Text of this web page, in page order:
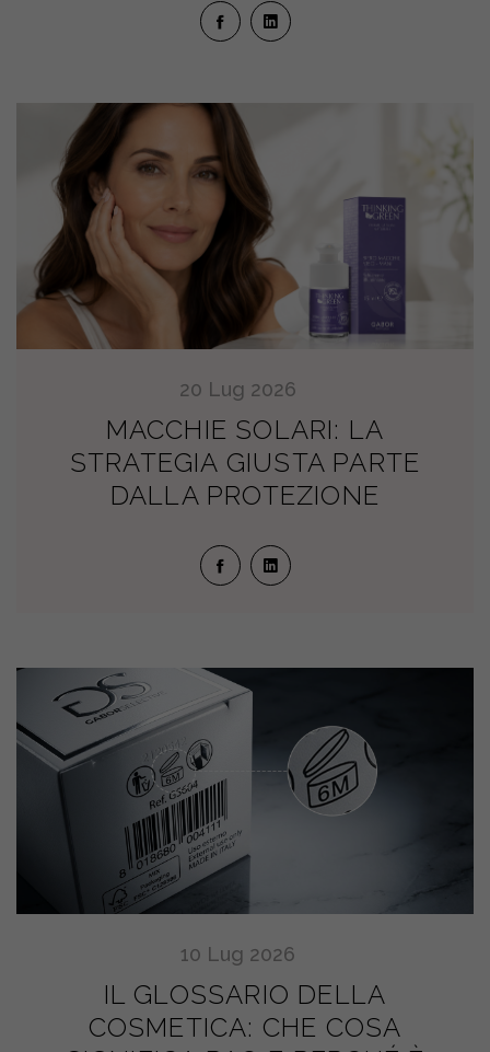
20 Lug 2026
MACCHIE SOLARI: LA
STRATEGIA GIUSTA PARTE
DALLA PROTEZIONE
10 Lug 2026
IL GLOSSARIO DELLA
COSMETICA: CHE COSA